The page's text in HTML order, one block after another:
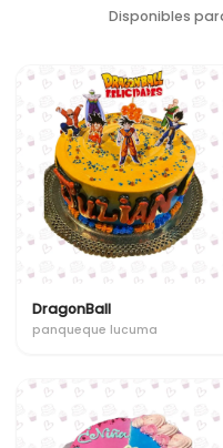
Disponibles
DragonBall
panqueque lucuma